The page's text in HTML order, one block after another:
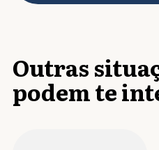
Outras
podem te